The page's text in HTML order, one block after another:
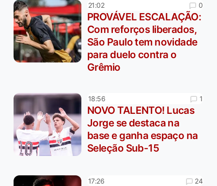
21:02 0
PROVÁVEL ESCALAÇÃO:
Com reforços liberados,
São Paulo tem novidade
para duelo contra o
Grêmio
18:56 1
NOVO TALENTO! Lucas
Jorge se destaca na
base e ganha espaço na
Seleção Sub-15
17:26 24